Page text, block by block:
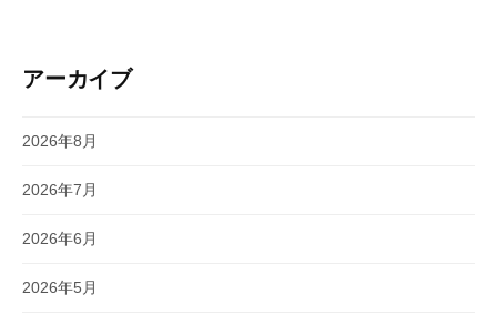
アーカイブ
2026年8月
2026年7月
2026年6月
2026年5月